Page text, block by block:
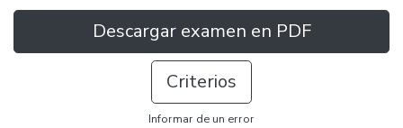
Descargar examen en PDF
Criterios
Informar de un error